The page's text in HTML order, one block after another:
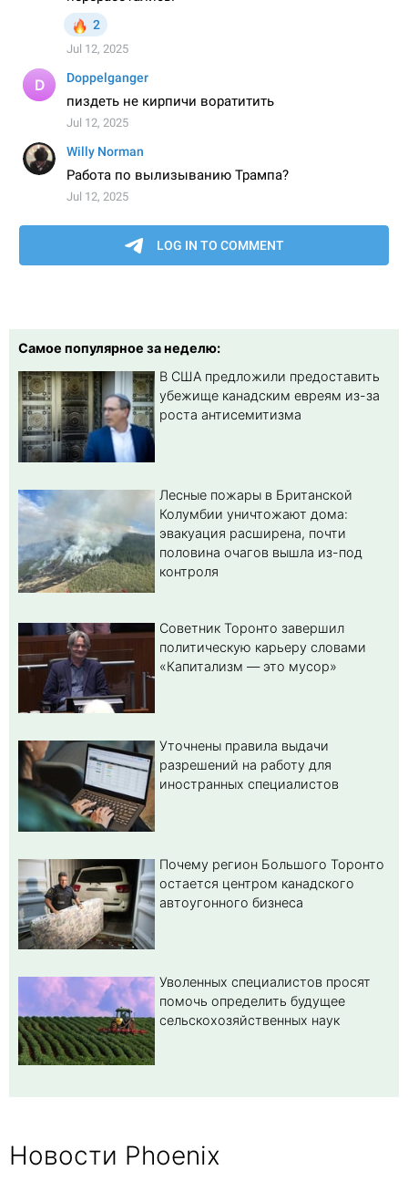
Самое популярное за неделю:
В США предложили предоставить
убежище канадским евреям из-за
роста антисемитизма
Лесные пожары в Британской
Колумбии уничтожают дома:
эвакуация расширена, почти
половина очагов вышла из-под
контроля
Советник Торонто завершил
политическую карьеру словами
«Капитализм — это мусор»
Уточнены правила выдачи
разрешений на работу для
иностранных специалистов
Почему регион Большого Торонто
остается центром канадского
автоугонного бизнеса
Уволенных специалистов просят
помочь определить будущее
сельскохозяйственных наук
Новости Phoenix